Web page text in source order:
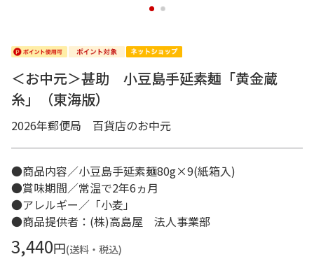
1 2
＜お中元＞甚助 小豆島手延素麺「黄金蔵
糸」（東海版）
2026年郵便局 百貨店のお中元
●商品内容／小豆島手延素麺80g×9(紙箱入)
●賞味期間／常温で2年6ヵ月
●アレルギー／「小麦」
●商品提供者：(株)高島屋 法人事業部
3,440円(送料・税込)